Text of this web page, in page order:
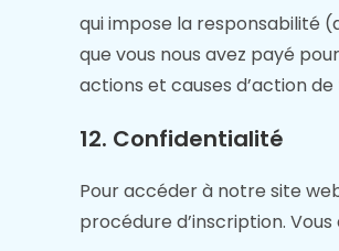
qui impose la responsabilité
que vous nous avez payé
actions et causes d’action
12. Confidentialité
Pour accéder à notre site
procédure d’inscription.